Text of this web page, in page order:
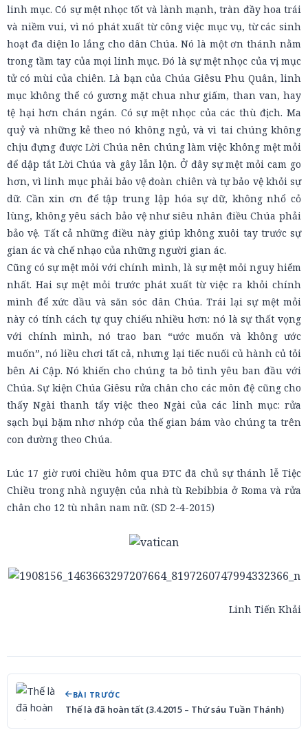
linh mục. Có sự mệt nhọc tốt và lành mạnh, tràn đầy hoa trái
và niềm vui, vì nó phát xuất từ công việc mục vụ, từ các sinh
hoạt đa diện lo lắng cho dân Chúa. Nó là một ơn thánh nằm
trong tầm tay của mọi linh mục. Đó là sự mệt nhọc của vị mục
tử có mùi của chiên. Là bạn của Chúa Giêsu Phu Quân, linh
mục không thể có gương mặt chua như giấm, than van, hay
tệ hại hơn chán ngán. Có sự mệt nhọc của các thù địch. Ma
quỷ và những kẻ theo nó không ngủ, và vì tai chúng không
chịu đựng được Lời Chúa nên chúng làm việc không mệt mỏi
để dập tắt Lời Chúa và gây lẫn lộn. Ở đây sự mệt mỏi cam go
hơn, vì linh mục phải bảo vệ đoàn chiên và tự bảo vệ khỏi sự
dữ. Cần xin ơn để tập trung lập hóa sự dữ, không nhổ cỏ
lùng, không yêu sách bảo vệ như siêu nhân điều Chúa phải
bảo vệ. Tất cả những điều này giúp không xuôi tay trước sự
gian ác và chế nhạo của những người gian ác.
Cũng có sự mệt mỏi với chính mình, là sự mệt mỏi nguy hiểm
nhất. Hai sự mệt mỏi trước phát xuất từ việc ra khỏi chính
mình để xức dầu và săn sóc dân Chúa. Trái lại sự mệt mỏi
này có tính cách tự quy chiếu nhiều hơn: nó là sự thất vọng
với chính mình, nó trao ban “ước muốn và không ước
muốn”, nó liều chơi tất cả, nhưng lại tiếc nuối củ hành củ tỏi
bên Ai Cập. Nó khiến cho chúng ta bỏ tình yêu ban đầu với
Chúa. Sự kiện Chúa Giêsu rửa chân cho các môn đệ cũng cho
thấy Ngài thanh tẩy việc theo Ngài của các linh mục: rửa
sạch bụi bặm nhơ nhớp của thế gian bám vào chúng ta trên
con đường theo Chúa.
Lúc 17 giờ rưõi chiều hôm qua ĐTC đã chủ sự thánh lễ Tiệc
Chiều trong nhà nguyện của nhà tù Rebibbia ở Roma và rửa
chân cho 12 tù nhân nam nữ. (SD 2-4-2015)
Linh Tiến Khải
BÀI TRƯỚC
Thế là đã hoàn tất (3.4.2015 – Thứ sáu Tuần Thánh)